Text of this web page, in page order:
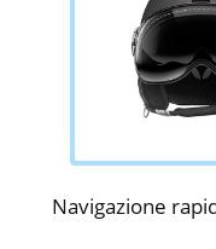
Navigazione